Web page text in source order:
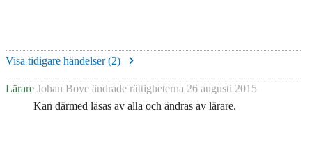
Visa tidigare händelser (2)
Lärare Johan Boye ändrade rättigheterna 26 augusti 2015
Kan därmed läsas av alla och ändras av lärare.